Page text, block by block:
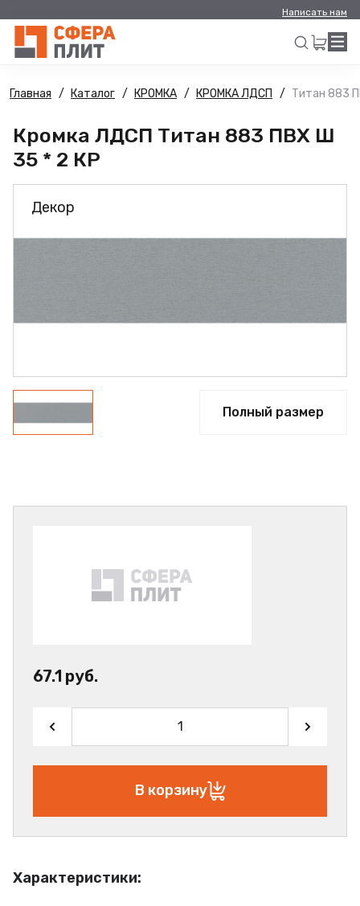
Написать нам
Искать
Главная Каталог КРОМКА КРОМКА ЛДСП Титан 883
Кромка ЛДСП Титан 883 ПВХ Ш
35 * 2 КР
Декор
Полный размер
Характеристики:
67.1 руб.
В корзину